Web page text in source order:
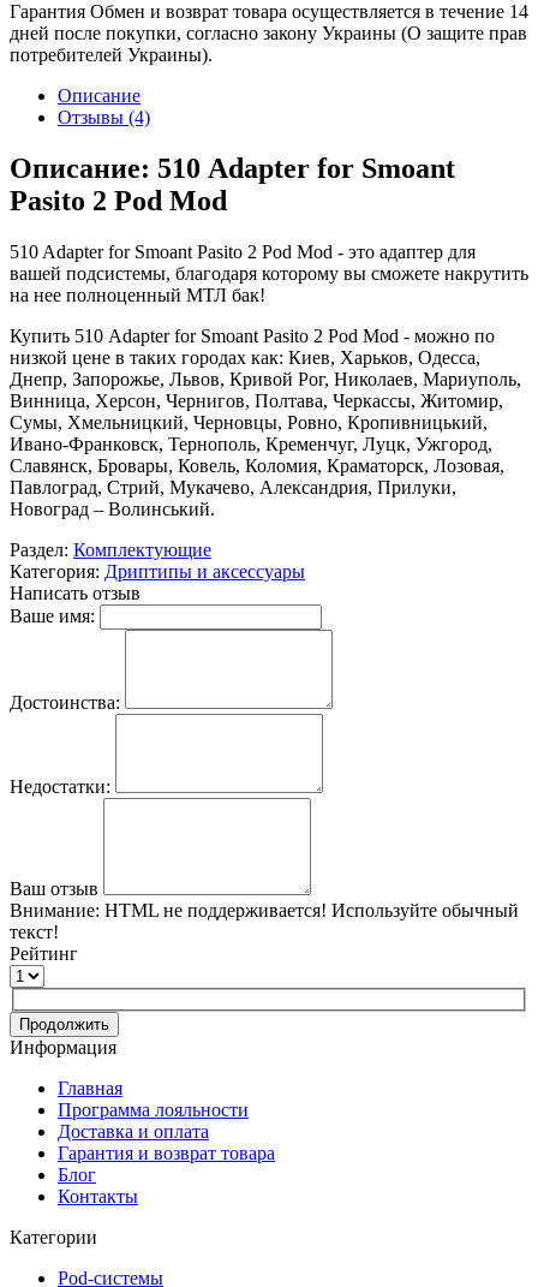
Гарантия Обмен и возврат товара осуществляется в течение 14
дней после покупки, согласно закону Украины (О защите прав
потребителей Украины).
Описание
Отзывы (4)
Описание: 510 Adapter for Smoant
Pasito 2 Pod Mod
510 Adapter for Smoant Pasito 2 Pod Mod - это адаптер для
вашей подсистемы, благодаря которому вы сможете накрутить
на нее полноценный МТЛ бак!
Купить 510 Adapter for Smoant Pasito 2 Pod Mod - можно по
низкой цене в таких городах как: Киев, Харьков, Одесса,
Днепр, Запорожье, Львов, Кривой Рог, Николаев, Мариуполь,
Винница, Херсон, Чернигов, Полтава, Черкассы, Житомир,
Сумы, Хмельницкий, Черновцы, Ровно, Кропивницький,
Ивано-Франковск, Тернополь, Кременчуг, Луцк, Ужгород,
Славянск, Бровары, Ковель, Коломия, Краматорск, Лозовая,
Павлоград, Стрий, Мукачево, Александрия, Прилуки,
Новоград – Волинський.
Раздел: Комплектующие
Категория: Дриптипы и аксессуары
Написать отзыв
Ваше имя:
Достоинства:
Недостатки:
Ваш отзыв
Внимание: HTML не поддерживается! Используйте обычный
текст!
Рейтинг
Продолжить
Информация
Главная
Программа лояльности
Доставка и оплата
Гарантия и возврат товара
Блог
Контакты
Категории
Pod-системы